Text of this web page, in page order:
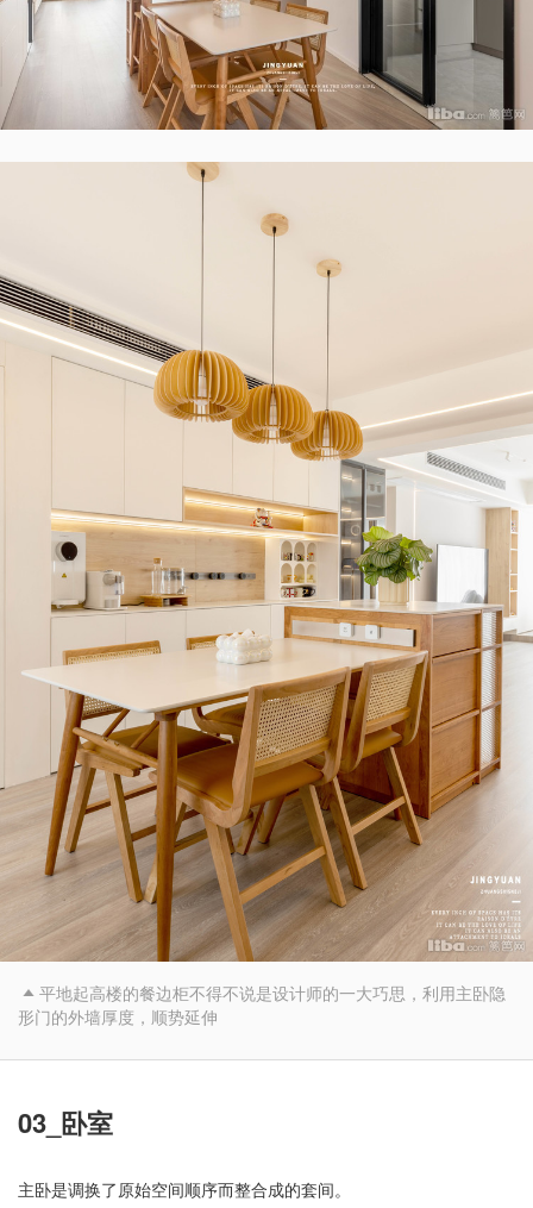
 平地起高楼的餐边柜不得不说是设计师的一大巧思，利用主卧隐
形门的外墙厚度，顺势延伸
03_卧室
主卧是调换了原始空间顺序而整合成的套间。